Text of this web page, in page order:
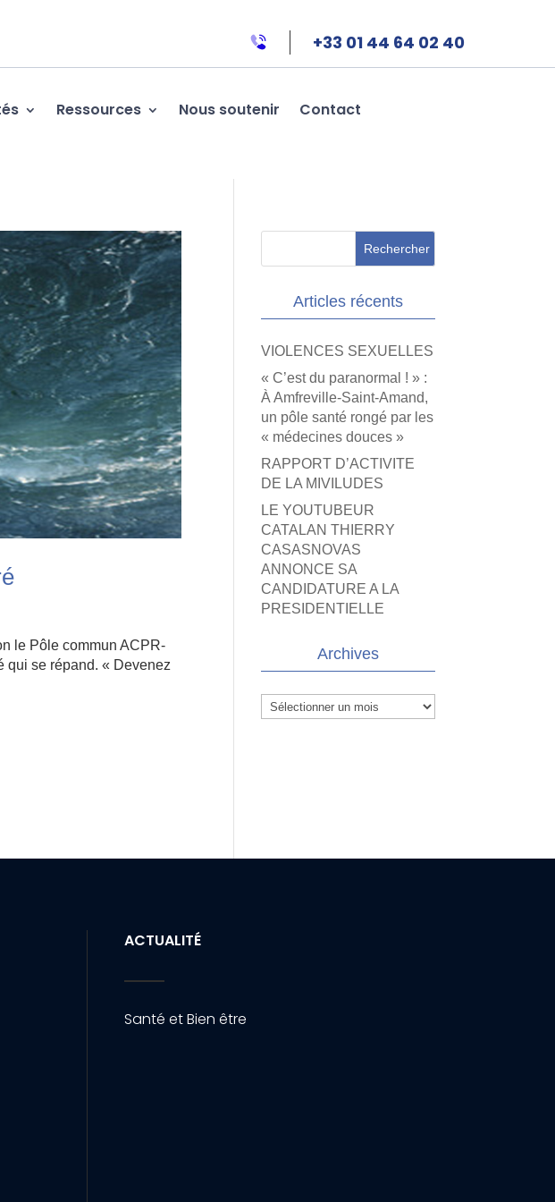
+33 01 44 64 02 40
Ressources Nous soutenir Contact
le Pôle commun ACPR-
qui se répand. « Devenez
Articles récents
VIOLENCES SEXUELLES
« C’est du paranormal ! » :
À Amfreville-Saint-Amand,
un pôle santé rongé par les
« médecines douces »
RAPPORT D’ACTIVITE
DE LA MIVILUDES
LE YOUTUBEUR
CATALAN THIERRY
CASASNOVAS
ANNONCE SA
CANDIDATURE A LA
PRESIDENTIELLE
Archives
Archives
ACTUALITÉ
Santé et Bien être